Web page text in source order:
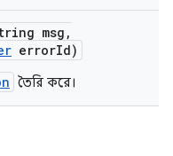
msg ,
errorId)
তৈরি করে।